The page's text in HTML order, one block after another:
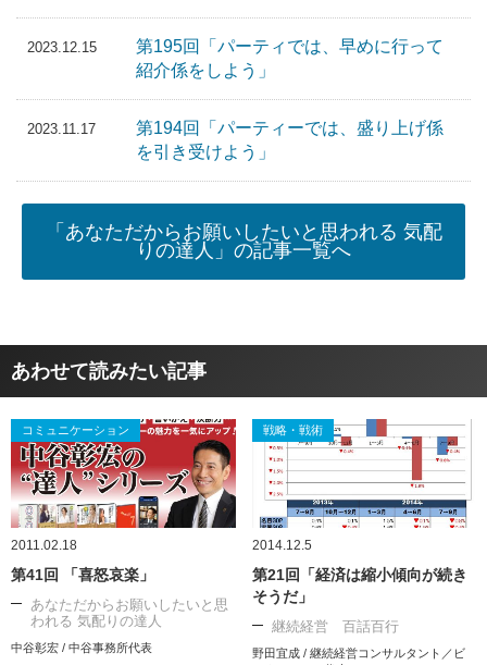
2023.12.15
第195回「パーティでは、早めに行って
紹介係をしよう」
2023.11.17
第194回「パーティーでは、盛り上げ係
を引き受けよう」
「あなただからお願いしたいと思われる 気配
りの達人」の記事一覧へ
あわせて読みたい記事
コミュニケーション
2011.02.18
第41回 「喜怒哀楽」
あなただからお願いしたいと思
われる 気配りの達人
中谷彰宏 / 中谷事務所代表
戦略・戦術
2014.12.5
第21回「経済は縮小傾向が続き
そうだ」
継続経営 百話百行
野田宜成 / 継続経営コンサルタント／ビ